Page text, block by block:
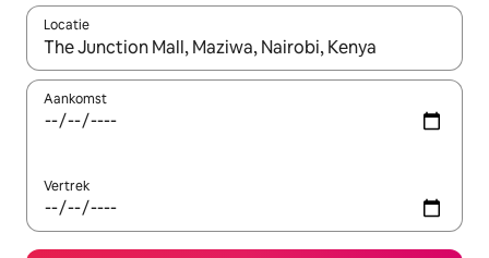
Locatie
Wanneer er suggesties beschikbaar zijn, maak je een keuze
Aankomst
Vertrek